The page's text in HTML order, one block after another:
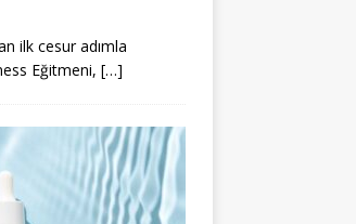
ilk cesur adımla
Eğitmeni, […]